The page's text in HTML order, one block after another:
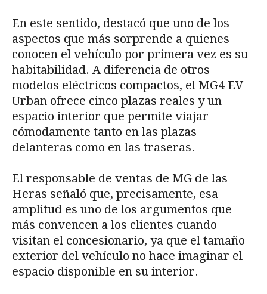
En este sentido, destacó que uno de los
aspectos que más sorprende a quienes
conocen el vehículo por primera vez es su
habitabilidad. A diferencia de otros
modelos eléctricos compactos, el MG4 EV
Urban ofrece cinco plazas reales y un
espacio interior que permite viajar
cómodamente tanto en las plazas
delanteras como en las traseras.
El responsable de ventas de MG de las
Heras señaló que, precisamente, esa
amplitud es uno de los argumentos que
más convencen a los clientes cuando
visitan el concesionario, ya que el tamaño
exterior del vehículo no hace imaginar el
espacio disponible en su interior.